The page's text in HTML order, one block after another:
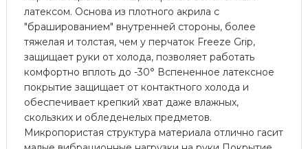
латексом. Основа из плотного акрила с
"брашированием" внутренней стороны, более
тяжелая и толстая, чем у перчаток Freeze Grip,
защищает руки от холода, позволяет работать
комфортно вплоть до -30° Вспененное латексное
покрытие защищает от контактного холода и
обеспечивает крепкий хват даже влажных,
скользких и обледенелых предметов.
Микропористая структура материала отлично гасит